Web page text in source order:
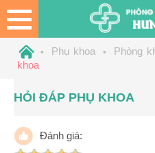
Phụ khoa Phòng
khoa
HỎI ĐÁP PHỤ KHOA
Đánh giá: